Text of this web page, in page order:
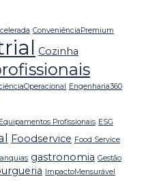
ConveniênciaPremium
Cozinha
Engenharia360
Equipamentos Profissionais ESG
Foodservice Food Service
gastronomia Gestão
ImpactoMensurável